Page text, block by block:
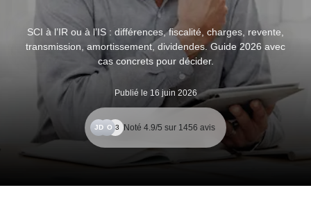
SCI à l’IR ou à l’IS : différences, fiscalité, charges, revente,
transmission, amortissement, dividendes. Guide 2026 avec
cas concrets pour décider.
Publié le 16 juin 2026
+3
PO
JD Noté 4.9/5 sur 1456 avis